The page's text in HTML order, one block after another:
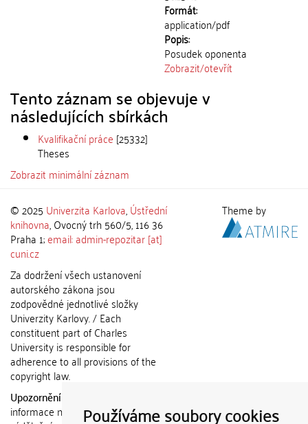
Používáme soubory cookies
Formát:
application/pdf
Popis:
Posudek oponenta
Zobrazit/otevřít
Tento záznam se objevuje v
následujících sbírkách
Kvalifikační práce [25332]
Theses
Zobrazit minimální záznam
© 2025 Univerzita Karlova,Ústřední
knihovna, Ovocný trh 560/5, 116 36
Praha 1;email: admin-repozitar [at]
cuni.cz
Za dodržení všech ustanovení
autorského zákona jsou
zodpovědné jednotlivé složky
Univerzity Karlovy. / Each
constituent part of Charles
University is responsible for
adherence to all provisions of the
copyright law.
Upozornění / Notice:
informace nemohou být použity k
Theme by